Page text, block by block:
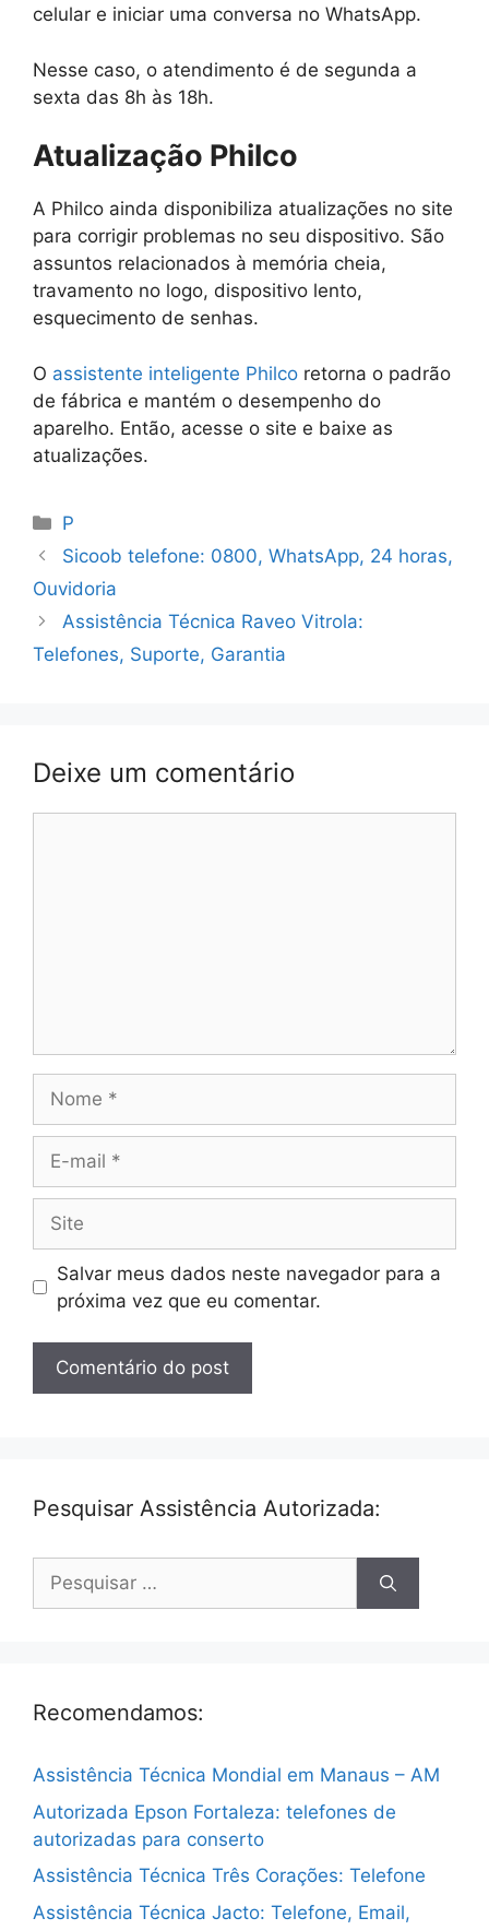
celular e iniciar uma conversa no WhatsApp.
Nesse caso, o atendimento é de segunda a
sexta das 8h às 18h.
Atualização Philco
A Philco ainda disponibiliza atualizações no site
para corrigir problemas no seu dispositivo. São
assuntos relacionados à memória cheia,
travamento no logo, dispositivo lento,
esquecimento de senhas.
O assistente inteligente Philco retorna o padrão
de fábrica e mantém o desempenho do
aparelho. Então, acesse o site e baixe as
atualizações.
Categorias
P
Sicoob telefone: 0800, WhatsApp, 24 horas,
Ouvidoria
Assistência Técnica Raveo Vitrola:
Telefones, Suporte, Garantia
Deixe um comentário
mail
Salvar meus dados neste navegador para a
próxima vez que eu comentar.
Pesquisar Assistência Autorizada:
Pesquisar
Recomendamos:
Assistência Técnica Mondial em Manaus – AM
Autorizada Epson Fortaleza: telefones de
autorizadas para conserto
Assistência Técnica Três Corações: Telefone
Assistência Técnica Jacto: Telefone, Email,